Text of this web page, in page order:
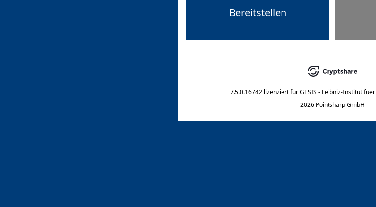
Bereitstellen
7.5.0.16742 lizenziert für GESIS - Leibniz-Institut
2026 Pointsharp GmbH